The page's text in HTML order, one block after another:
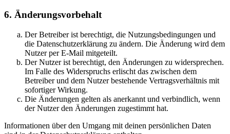
6. Änderungsvorbehalt
Der Betreiber ist berechtigt, die Nutzungsbedingungen und
die Datenschutzerklärung zu ändern. Die Änderung wird dem
Nutzer per E-Mail mitgeteilt.
Der Nutzer ist berechtigt, den Änderungen zu widersprechen.
Im Falle des Widerspruchs erlischt das zwischen dem
Betreiber und dem Nutzer bestehende Vertragsverhältnis mit
sofortiger Wirkung.
Die Änderungen gelten als anerkannt und verbindlich, wenn
der Nutzer den Änderungen zugestimmt hat.
Informationen über den Umgang mit deinen persönlichen Daten